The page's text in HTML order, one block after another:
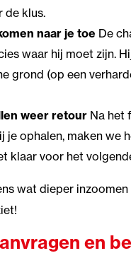
de klus.
naar je toe De
waar hij moet zijn.
grond (op een
weer retour Na het
je ophalen, maken we
klaar voor het
wat dieper
en